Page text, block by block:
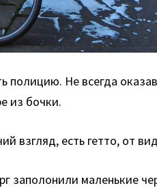
полицию. Не всегда
из бочки.
взгляд, есть гетто, от
заполонили маленькие